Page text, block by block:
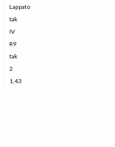
Lappato
tak
IV
R9
tak
2
1,43